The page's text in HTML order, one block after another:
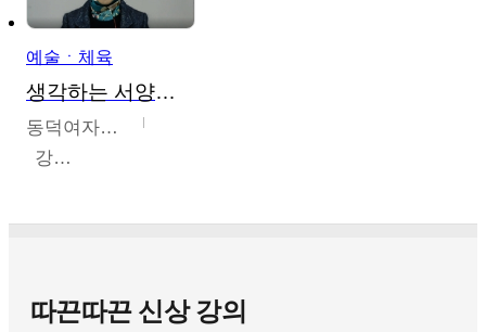
예술ㆍ체육
생각하는 서양미술의 이해
동덕여자대학교
강수미
따끈따끈 신상 강의